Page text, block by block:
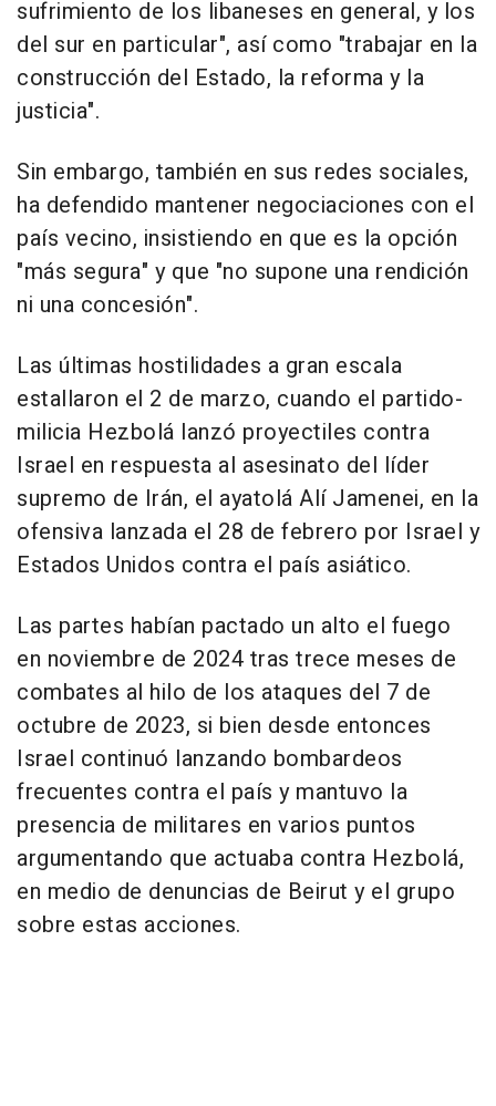
sufrimiento de los libaneses en general, y los
del sur en particular", así como "trabajar en la
construcción del Estado, la reforma y la
justicia".
Sin embargo, también en sus redes sociales,
ha defendido mantener negociaciones con el
país vecino, insistiendo en que es la opción
"más segura" y que "no supone una rendición
ni una concesión".
Las últimas hostilidades a gran escala
estallaron el 2 de marzo, cuando el partido-
milicia Hezbolá lanzó proyectiles contra
Israel en respuesta al asesinato del líder
supremo de Irán, el ayatolá Alí Jamenei, en la
ofensiva lanzada el 28 de febrero por Israel y
Estados Unidos contra el país asiático.
Las partes habían pactado un alto el fuego
en noviembre de 2024 tras trece meses de
combates al hilo de los ataques del 7 de
octubre de 2023, si bien desde entonces
Israel continuó lanzando bombardeos
frecuentes contra el país y mantuvo la
presencia de militares en varios puntos
argumentando que actuaba contra Hezbolá,
en medio de denuncias de Beirut y el grupo
sobre estas acciones.